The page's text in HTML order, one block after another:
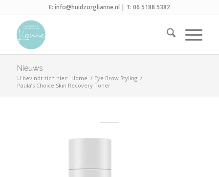
E: info@huidzorglianne.nl | T: 06 5188 5382
Nieuws
U bevindt zich hier: Home / Eye Brow Styling /
Paula’s Choice Skin Recovery Toner